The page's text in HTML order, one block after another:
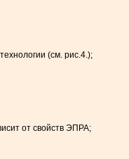
(см. рис.4.);
от свойств ЭПРА;